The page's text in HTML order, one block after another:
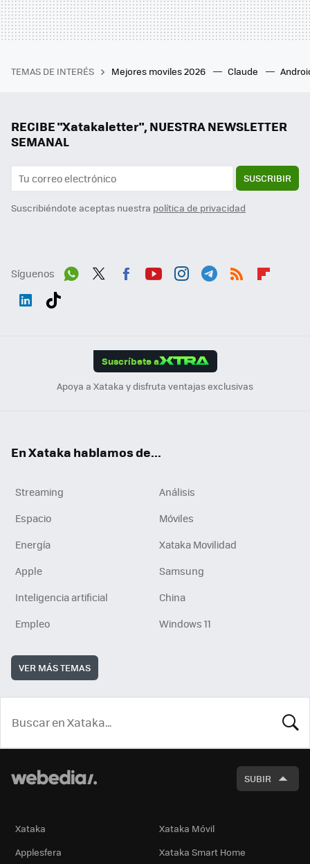
TEMAS DE INTERÉS Mejores moviles 2026 Claude
RECIBE "Xatakaletter", NUESTRA NEWSLETTER
SEMANAL
SUSCRIBIR
Suscribiéndote aceptas nuestra política de privacidad
Síguenos
Suscríbete a
Apoya a Xataka y disfruta ventajas exclusivas
En Xataka hablamos de...
Streaming
Análisis
Espacio
Móviles
Energía
Xataka Movilidad
Apple
Samsung
Inteligencia artificial
China
Empleo
Windows 11
VER MÁS TEMAS
SUBIR
Xataka
Xataka Móvil
Applesfera
Xataka Smart Home